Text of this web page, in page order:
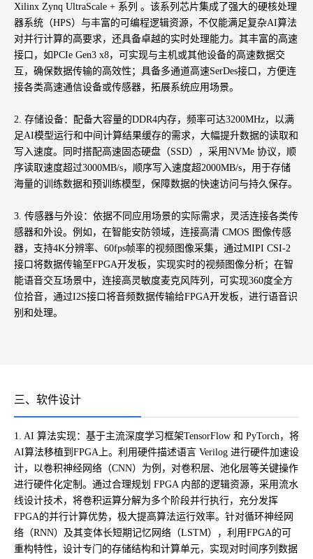
Xilinx Zynq UltraScale + 系列 。该系列芯片集成了强大的硬核处理
器系统（HPS）与丰富的可编程逻辑资源，不仅能满足复杂AI算法
对并行计算的高要求，还具备卓越的实时处理能力。其丰富的高速
接口，如PCIe Gen3 x8，可实现与主机或其他设备的高速数据交
互，确保数据传输的高效性；具备多通道高速SerDes接口，方便连
接各类高速通信设备或传感器，拓展系统应用场景。
2. 存储设备：配备大容量的DDR4内存，频率可达3200MHz，以满
足AI模型运行和中间计算结果缓存的需求，大幅提升数据的读取和
写入速度。同时搭配高速固态硬盘（SSD），采用NVMe 协议，顺
序读取速度超过3000MB/s，顺序写入速度超2000MB/s，用于存储
海量的训练数据和预训练模型，保障数据的快速访问与持久保存。
3. 传感器与外设：依据不同应用场景的实际需求，灵活连接各类传
感器和外设。例如，在智能安防领域，连接高清 CMOS 图像传感
器，支持4K分辨率、60fps帧率的视频图像采集，通过MIPI CSI-2
接口将数据传输至FPGA开发板，实现实时的视频图像分析；在智
能语音交互场景中，连接高灵敏度麦克风阵列，可实现360度全方
位拾音，通过I2S接口将音频数据传输给FPGA开发板，进行语音识
别和处理。
三、软件设计
1. AI 算法实现：基于主流深度学习框架TensorFlow 和 PyTorch，将
AI算法移植到FPGA上。利用硬件描述语言 Verilog 进行硬件加速设
计，以卷积神经网络（CNN）为例，对卷积层、池化层等关键操作
进行硬件化定制。通过合理规划 FPGA 内部的逻辑资源，采用流水
线设计技术，将卷积运算分解为多个阶段并行执行，充分发挥
FPGA的并行计算优势，极大提高算法运行效率。针对循环神经网
络（RNN）及其变体长短期记忆网络（LSTM），利用FPGA的可
重构特性，设计专门的存储结构和计算单元，实现对时间序列数据